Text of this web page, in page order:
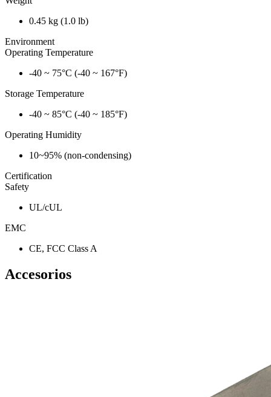
0.45 kg (1.0 lb)
Environment
Operating Temperature
-40 ~ 75°C (-40 ~ 167°F)
Storage Temperature
-40 ~ 85°C (-40 ~ 185°F)
Operating Humidity
10~95% (non-condensing)
Certification
Safety
UL/cUL
EMC
CE, FCC Class A
Accesorios